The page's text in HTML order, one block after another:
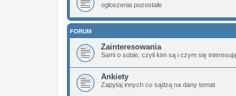
ogłoszenia pozostałe
FORUM
Zainteresowania
Sami o sobie, czyli kim są i czym się
Ankiety
Zapytaj innych co sądzą na dany temat